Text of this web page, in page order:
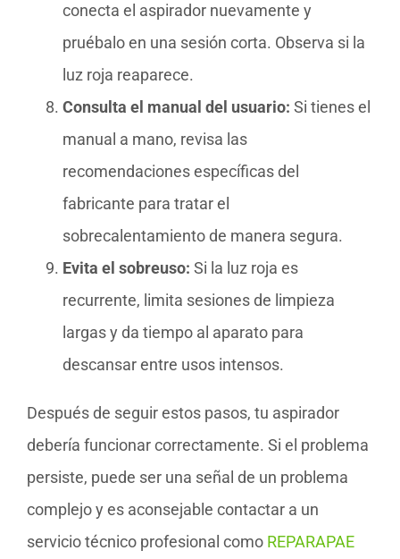
conecta el aspirador nuevamente y
pruébalo en una sesión corta. Observa si la
luz roja reaparece.
Consulta el manual del usuario: Si tienes el
manual a mano, revisa las
recomendaciones específicas del
fabricante para tratar el
sobrecalentamiento de manera segura.
Evita el sobreuso: Si la luz roja es
recurrente, limita sesiones de limpieza
largas y da tiempo al aparato para
descansar entre usos intensos.
Después de seguir estos pasos, tu aspirador
debería funcionar correctamente. Si el problema
persiste, puede ser una señal de un problema
complejo y es aconsejable contactar a un
servicio técnico profesional como REPARAPAE